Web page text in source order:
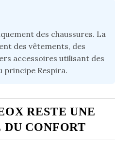
des chaussures. La
des vêtements, des
accessoires utilisant des
principe Respira.
RESTE UNE
DU CONFORT